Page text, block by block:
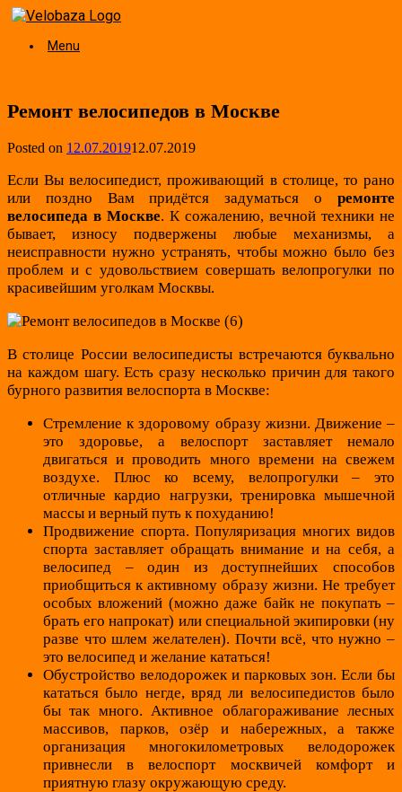
Skip
contentMenu
Ремонт велосипедов в Москве
Posted on 12.07.201912.07.2019
Если Вы велосипедист, проживающий в столице, то рано
или поздно Вам придётся задуматься о ремонте
велосипеда в Москве. К сожалению, вечной техники не
бывает, износу подвержены любые механизмы, а
неисправности нужно устранять, чтобы можно было без
проблем и с удовольствием совершать велопрогулки по
красивейшим уголкам Москвы.
В столице России велосипедисты встречаются буквально
на каждом шагу. Есть сразу несколько причин для такого
бурного развития велоспорта в Москве:
Стремление к здоровому образу жизни. Движение –
это здоровье, а велоспорт заставляет немало
двигаться и проводить много времени на свежем
воздухе. Плюс ко всему, велопрогулки – это
отличные кардио нагрузки, тренировка мышечной
массы и верный путь к похуданию!
Продвижение спорта. Популяризация многих видов
спорта заставляет обращать внимание и на себя, а
велосипед – один из доступнейших способов
приобщиться к активному образу жизни. Не требует
особых вложений (можно даже байк не покупать –
брать его напрокат) или специальной экипировки (ну
разве что шлем желателен). Почти всё, что нужно –
это велосипед и желание кататься!
Обустройство велодорожек и парковых зон. Если бы
кататься было негде, вряд ли велосипедистов было
бы так много. Активное облагораживание лесных
массивов, парков, озёр и набережных, а также
организация многокилометровых велодорожек
привнесли в велоспорт москвичей комфорт и
приятную глазу окружающую среду.